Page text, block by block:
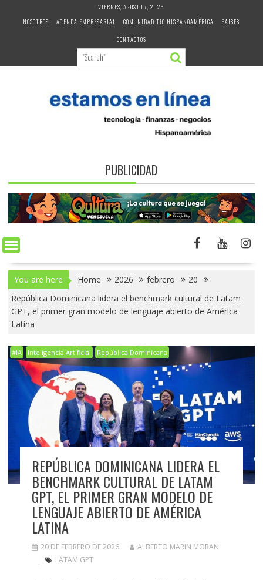
VIERNES, AGOSTO 7, 2026
NOSOTROS
AGENDA EMPRESARIAL COMUNIDAD TIC HISPANOAMÉRICA
PAISES
CONTACTOS
PUBLICIDAD
You are here Home 2026 febrero
20
República Dominicana lidera el benchmark cultural de Latam
GPT, el primer gran modelo de lenguaje abierto de América
Latina
#IA Inteligencia Artificial República Dominicana
REPÚBLICA DOMINICANA LIDERA EL
BENCHMARK CULTURAL DE LATAM
GPT, EL PRIMER GRAN MODELO DE
LENGUAJE ABIERTO DE AMÉRICA
LATINA
20 DE FEBRERO DE 2026
ALBERTO MARIN MORAN
LATAM GPT